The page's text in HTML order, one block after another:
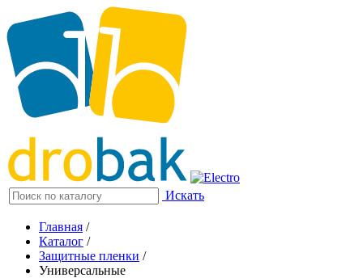
Искать
Главная /
Каталог /
Защитные пленки /
Универсальные